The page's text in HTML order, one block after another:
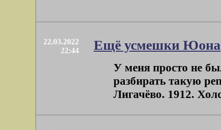
22.03.2022
22:44
Ещё усмешки Юона
У меня просто не
разбирать такую
Лигачёво. 1912.